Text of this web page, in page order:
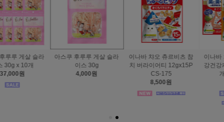
이나바 챠오 츄르비츠 구
강건강케어 SET 36g x 3
태비토퍼 일묘일닭 오리
지날 닭가슴살 BOX (20g
스탠바이미 안심통살
x 6개(국내산) - 종류